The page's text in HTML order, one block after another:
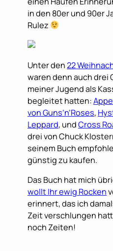
in den 80er und 90er
Rulez
Unter den22
waren denn auch drei
meiner Jugend als
begleitet hatten:
von Guns’n’Roses,
Leppard, undCross
drei von Chuck
seinem Buch
günstig zu kaufen.
Das Buch hat mich
wollt Ihr ewig Rocken
erinnert, das ich
Zeit verschlungen
noch Zeiten!